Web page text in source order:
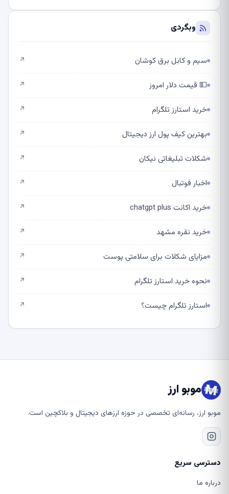
وبگردی
سیم و کابل برق کوشان ↗
💵 قیمت دلار امروز ↗
خرید استارز تلگرام ↗
بهترین کیف پول ارز دیجیتال ↗
شکلات تبلیغاتی نیکان ↗
اخبار فوتبال ↗
خرید اکانت chatgpt plus ↗
خرید نقره مشهد ↗
مزایای شکلات برای سلامتی پوست ↗
نحوه خرید استارز تلگرام ↗
استارز تلگرام چیست؟ ↗
موبو ارز
موبو ارز، رسانه‌ای تخصصی در حوزه ارزهای دیجیتال و بلاکچین است.
دسترسی سریع
درباره ما